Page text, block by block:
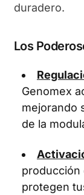
duradero.
Los
Genomex
mejorando
de la
producción
protegen